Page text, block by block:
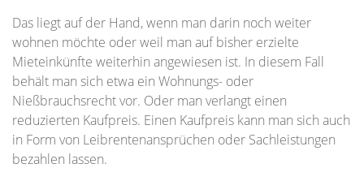
Das liegt auf der Hand, wenn man darin noch weiter
wohnen möchte oder weil man auf bisher erzielte
Mieteinkünfte weiterhin angewiesen ist. In diesem Fall
behält man sich etwa ein Wohnungs- oder
Nießbrauchsrecht vor. Oder man verlangt einen
reduzierten Kaufpreis. Einen Kaufpreis kann man sich auch
in Form von Leibrentenansprüchen oder Sachleistungen
bezahlen lassen.